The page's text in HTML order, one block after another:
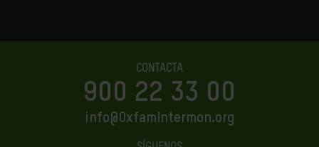
CONTACTA
900 22 33 00
info@OxfamIntermon.org